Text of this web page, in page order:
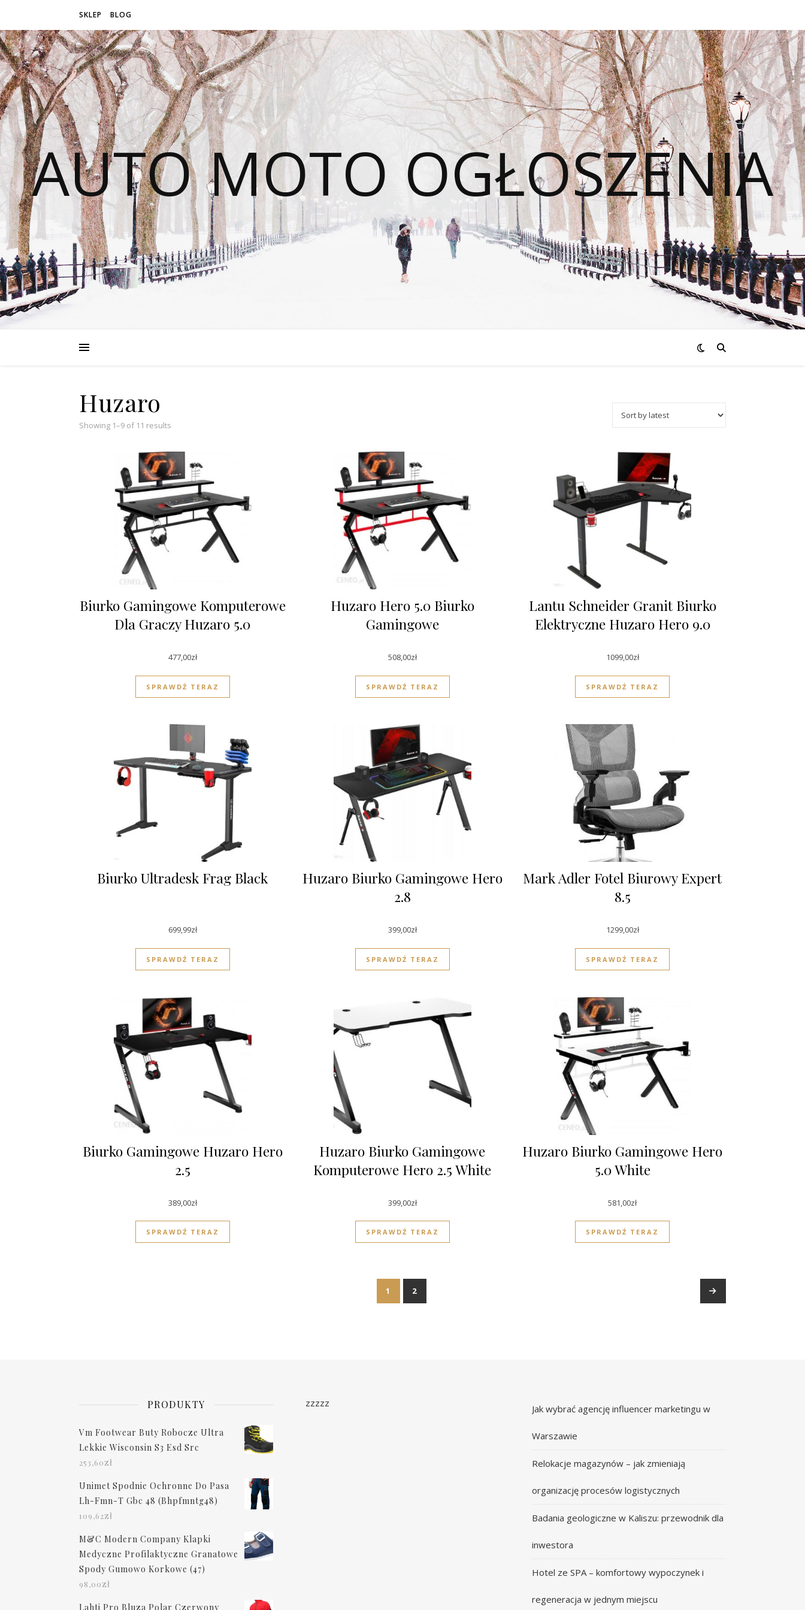
SKLEP BLOG
AUTO MOTO OGŁOSZENIA
Huzaro
Showing 1–9 of 11 results
Biurko Gamingowe Komputerowe
Dla Graczy Huzaro 5.0
477,00zł
SPRAWDŹ TERAZ
Huzaro Hero 5.0 Biurko
Gamingowe
508,00zł
SPRAWDŹ TERAZ
Lantu Schneider Granit Biurko
Elektryczne Huzaro Hero 9.0
1099,00zł
SPRAWDŹ TERAZ
Biurko Ultradesk Frag Black
699,99zł
SPRAWDŹ TERAZ
Huzaro Biurko Gamingowe Hero
2.8
399,00zł
SPRAWDŹ TERAZ
Mark Adler Fotel Biurowy Expert
8.5
1299,00zł
SPRAWDŹ TERAZ
Biurko Gamingowe Huzaro Hero
2.5
389,00zł
SPRAWDŹ TERAZ
Huzaro Biurko Gamingowe
Komputerowe Hero 2.5 White
399,00zł
SPRAWDŹ TERAZ
Huzaro Biurko Gamingowe Hero
5.0 White
581,00zł
SPRAWDŹ TERAZ
1 2
PRODUKTY
Vm Footwear Buty Robocze Ultra
Lekkie Wisconsin S3 Esd Src
253,60zł
Unimet Spodnie Ochronne Do Pasa
Lh-Fmn-T Gbc 48 (Bhpfmntg48)
109,62zł
M&C Modern Company Klapki
Medyczne Profilaktyczne Granatowe
Spody Gumowo Korkowe (47)
98,00zł
Lahti Pro Bluza Polar Czerwony
zzzzz Jak wybrać agencję influencer marketingu w
Warszawie
Relokacje magazynów – jak zmieniają
organizację procesów logistycznych
Badania geologiczne w Kaliszu: przewodnik dla
inwestora
Hotel ze SPA – komfortowy wypoczynek i
regeneracja w jednym miejscu